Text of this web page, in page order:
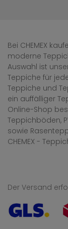
Bei CHEMEX
moderne
Auswahl ist
Teppiche für
Teppiche und
ein auffälliger
Online-Shop
Teppichböden,
sowie
CHEMEX -
Der Versand